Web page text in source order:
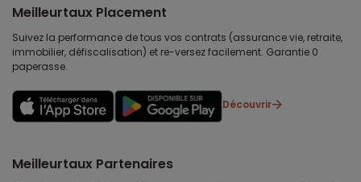
Meilleurtaux Placement
Suivez la performance de tous vos contrats (assurance vie, retraite,
immobilier, défiscalisation) et re-versez facilement. Garantie 0
paperasse.
Découvrir
Meilleurtaux Partenaires